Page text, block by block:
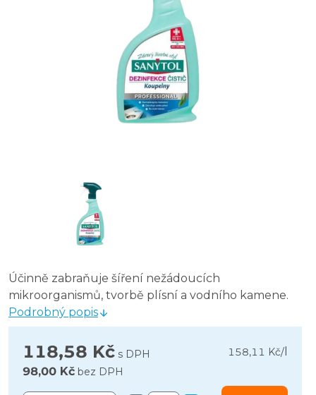
Účinně zabraňuje šíření nežádoucích
mikroorganismů, tvorbě plísní a vodního kamene.
Podrobný popis
118,58 Kč s DPH 158,11 Kč/
98,00 Kč bez DPH